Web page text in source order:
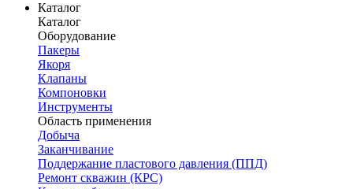
Каталог
Каталог
Оборудование
Пакеры
Якоря
Клапаны
Компоновки
Инструменты
Область применения
Добыча
Заканчивание
Поддержание пластового давления (ППД)
Ремонт скважин (КРС)